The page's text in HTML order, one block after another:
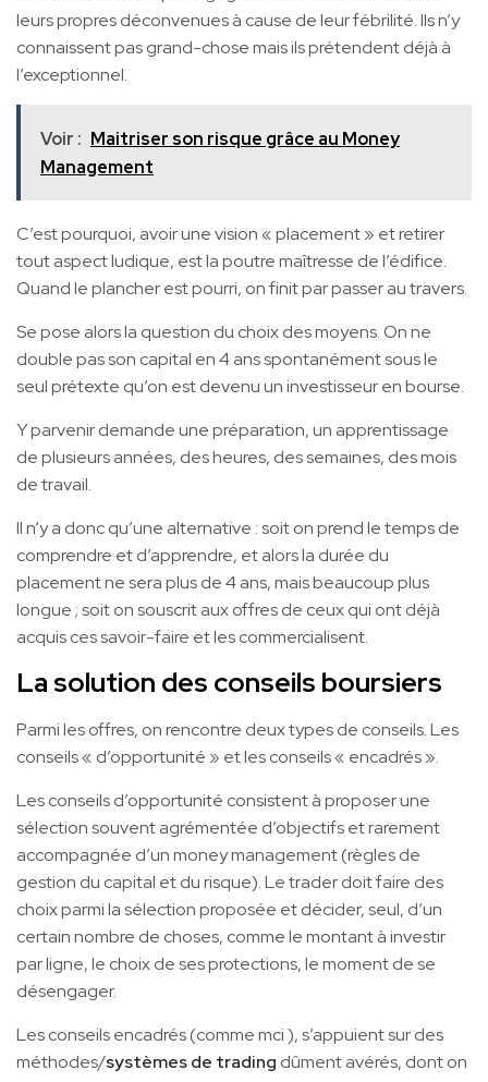
leurs propres déconvenues à cause de leur fébrilité. Ils n’y
connaissent pas grand-chose mais ils prétendent déjà à
l’exceptionnel.
Voir : Maitriser son risque grâce au Money
Management
C’est pourquoi, avoir une vision « placement » et retirer
tout aspect ludique, est la poutre maîtresse de l’édifice.
Quand le plancher est pourri, on finit par passer au travers.
Se pose alors la question du choix des moyens. On ne
double pas son capital en 4 ans spontanément sous le
seul prétexte qu’on est devenu un investisseur en bourse.
Y parvenir demande une préparation, un apprentissage
de plusieurs années, des heures, des semaines, des mois
de travail.
Il n’y a donc qu’une alternative : soit on prend le temps de
comprendre et d’apprendre, et alors la durée du
placement ne sera plus de 4 ans, mais beaucoup plus
longue ; soit on souscrit aux offres de ceux qui ont déjà
acquis ces savoir-faire et les commercialisent.
La solution des conseils boursiers
Parmi les offres, on rencontre deux types de conseils. Les
conseils « d’opportunité » et les conseils « encadrés ».
Les conseils d’opportunité consistent à proposer une
sélection souvent agrémentée d’objectifs et rarement
accompagnée d’un money management (règles de
gestion du capital et du risque). Le trader doit faire des
choix parmi la sélection proposée et décider, seul, d’un
certain nombre de choses, comme le montant à investir
par ligne, le choix de ses protections, le moment de se
désengager.
Les conseils encadrés (comme mci ), s’appuient sur des
méthodes/systèmes de trading dûment avérés, dont on